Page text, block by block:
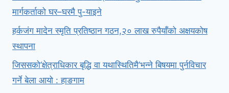
मार्गकर्ताको घर–घरमै पु-याइने
हर्कजंग मादेन स्मृति प्रतिष्ठान गठन,२० लाख रुपैयाँको अक्षयकोष
स्थापना
जिससको‘क्षेत्राधिकार बृद्धि वा यथास्थितिमै’भन्ने बिषयमा पुर्नविचार
गर्ने बेला आयो : हाङगाम